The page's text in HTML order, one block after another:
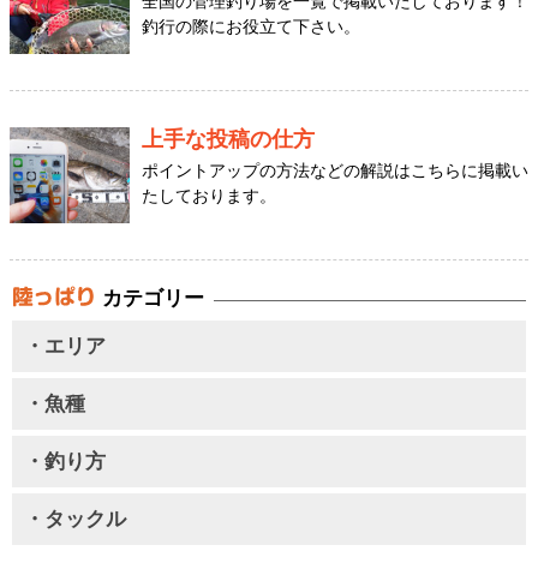
釣行の際にお役立て下さい。
上手な投稿の仕方
ポイントアップの方法などの解説はこちらに掲載い
たしております。
カテゴリー
・エリア
・魚種
・釣り方
・タックル